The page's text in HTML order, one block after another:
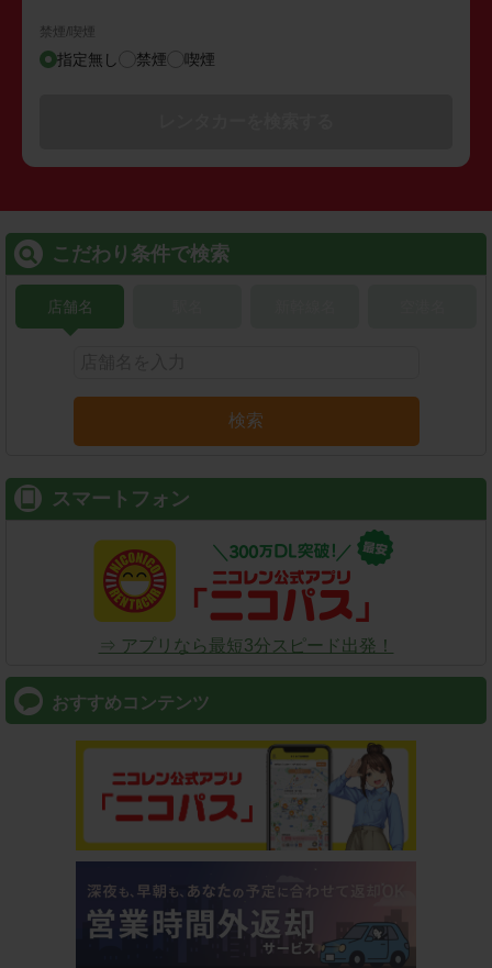
禁煙/喫煙
指定無し 禁煙 喫煙
こだわり条件で検索
店舗名
検索
スマートフォン
⇒ アプリなら最短3分スピード出発！
おすすめコンテンツ